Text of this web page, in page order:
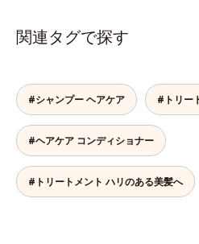
キス（微生物由来）、イワベンケイ
根エキス（植物由来）＝頭皮にうる
分を保ち、髪をまとまりやすく整え
る成分
るのを防ぐ重要な役割を担ってお
す。一度「CMC」を失うと自ら作り
出すことはできないので、補うケア
が不可欠なのです。使用方法は簡
単。適量を手にとって、タオルドラ
イ後の髪（または乾いた髪）に、毛
先を中心になじませます。ドライヤ
ーの熱を味方に、擬似キューティク
関連タグで探す
#シャンプー ヘアケア #トリー
#ヘアケア コンディショナー
#トリートメント ハリのある美髪へ